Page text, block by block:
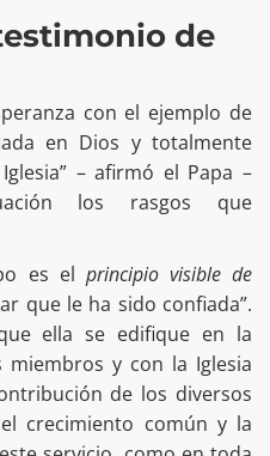
de
con el ejemplo de
en Dios y totalmente
– afirmó el Papa –
los rasgos que
es el principio visible de
que le ha sido confiada”.
ella se edifique en la
y con la Iglesia
de los diversos
crecimiento común y la